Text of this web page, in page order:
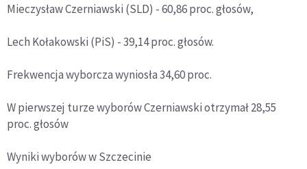
Mieczysław Czerniawski (SLD) - 60,86 proc. głosów,
Lech Kołakowski (PiS) - 39,14 proc. głosów.
Frekwencja wyborcza wyniosła 34,60 proc.
W pierwszej turze wyborów Czerniawski otrzymał 28,55
proc. głosów
Wyniki wyborów w Szczecinie